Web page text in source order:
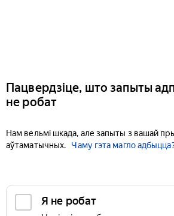
Пацвердзіце, што запыты
не робат
Нам вельмі шкада, але запыты з вашай
аўтаматычных.
Чаму гэта магло
Я не робат